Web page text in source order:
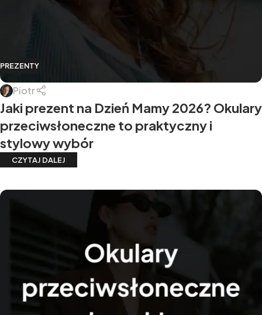
PREZENTY
Piotr
Jaki prezent na Dzień Mamy 2026? Okulary
przeciwsłoneczne to praktyczny i
stylowy wybór
CZYTAJ DALEJ